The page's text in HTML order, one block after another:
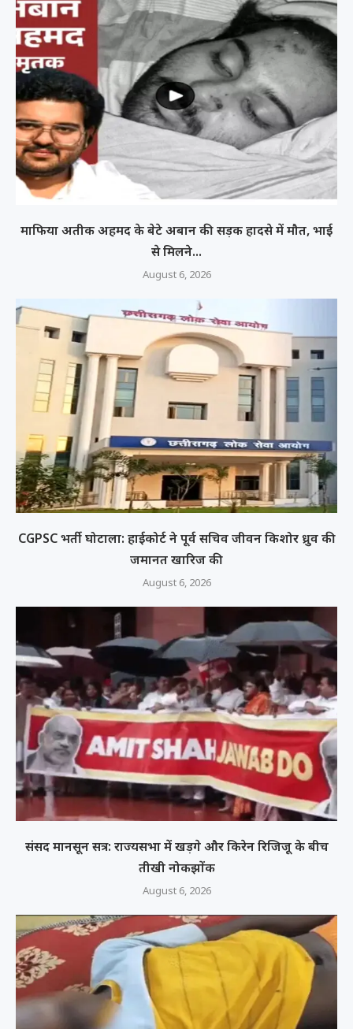
माफिया अतीक अहमद के बेटे अबान की सड़क हादसे में मौत, भाई
से मिलने...
August 6, 2026
CGPSC भर्ती घोटाला: हाईकोर्ट ने पूर्व सचिव जीवन किशोर ध्रुव की
जमानत खारिज की
August 6, 2026
संसद मानसून सत्र: राज्यसभा में खड़गे और किरेन रिजिजू के बीच
तीखी नोकझोंक
August 6, 2026